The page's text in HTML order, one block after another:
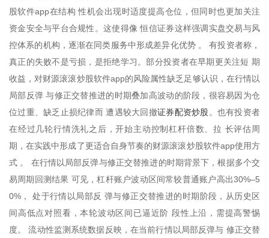
股软件app在结构 性机会出现时适度提高仓位，但同时也更加关注
资金安全与平台合规性。这使得像 恒信证券这样强调实盘交易与风
控体系的机构，逐渐在同类服务中形成差异化优势 。 有投资者称，
真正的失败不是亏损，是拒绝学习。部分投资者在早期更关注短 期
收益，对财源滚滚炒股软件app的风险属性缺乏足够认识，在行情以
局部反弹 与修正交替推进的时期叠加高波动的阶段，很容易因为仓
位过重、缺乏止损纪律而 遭遇较大回撤证券配资炒股。也有投资者
在经过几轮行情洗礼之后，开始主动控制杠杆倍数、拉 长评估周
期，在实践中形成了更适合自身节奏的财源滚滚炒股软件app使用方
式 。 在行情以局部反弹与修正交替推进的时期背景下，根据多个交
易周期回测结果 可见，杠杆账户波动区间常较普通账户高出30%–5
0%， 处于行情以局部反 弹与修正交替推进的时期阶段，从历史区
间高低点对照看，本轮波动区间已逼近阶 段性上沿，需提高警惕
度。 流动性监测系统数据反映，在当前行情以局部反弹与 修正交替